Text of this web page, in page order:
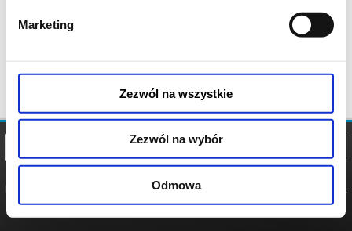
Marketing
Zezwól na wszystkie
Zezwól na wybór
Odmowa
POLITYKA
POLITYKA